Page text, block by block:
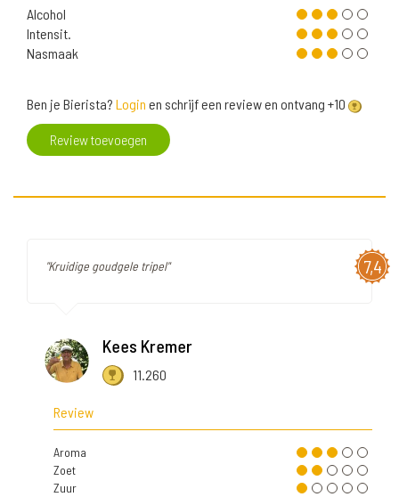
Alcohol
Intensit.
Nasmaak
Ben je Bierista? Login en schrijf een review en ontvang +10
Review toevoegen
7,4
"Kruidige goudgele tripel"
Kees Kremer
11.260
Review
Aroma
Zoet
Zuur